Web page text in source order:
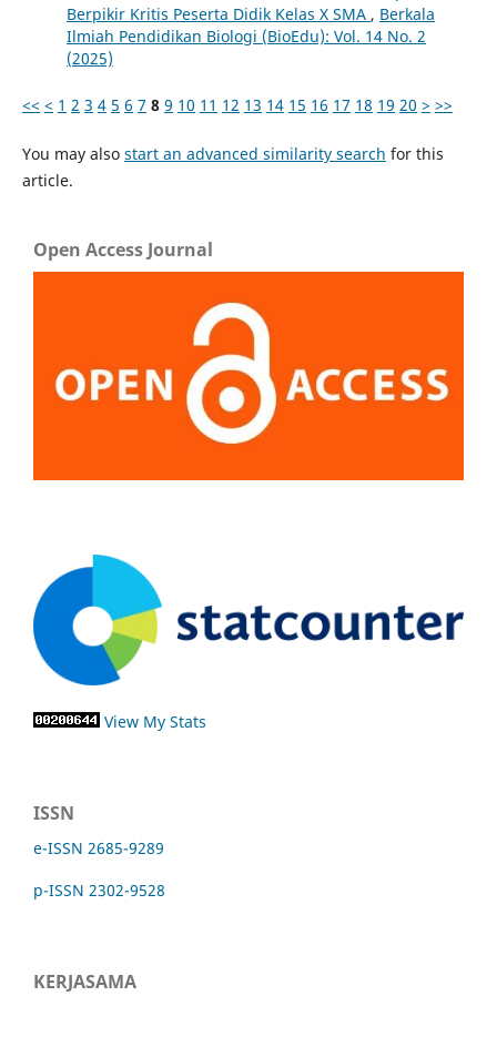
Berpikir Kritis Peserta Didik Kelas X SMA , Berkala
Ilmiah Pendidikan Biologi (BioEdu): Vol. 14 No. 2
(2025)
<< < 1 2 3 4 5 6 7 8 9 10 11 12 13 14 15 16 17 18 19 20 > >>
You may also start an advanced similarity search for this
article.
Open Access Journal
View My Stats
ISSN
e-ISSN 2685-9289
p-ISSN 2302-9528
KERJASAMA